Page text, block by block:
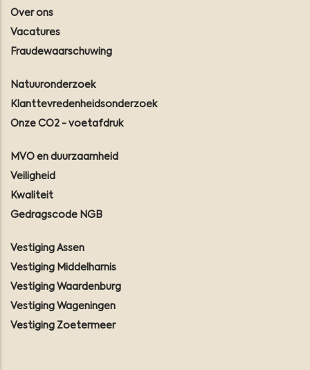
Over ons
Vacatures
Fraudewaarschuwing
Natuuronderzoek
Klanttevredenheidsonderzoek
Onze CO2 - voetafdruk
MVO en duurzaamheid
Veiligheid
Kwaliteit
Gedragscode NGB
Vestiging Assen
Vestiging Middelharnis
Vestiging Waardenburg
Vestiging Wageningen
Vestiging Zoetermeer